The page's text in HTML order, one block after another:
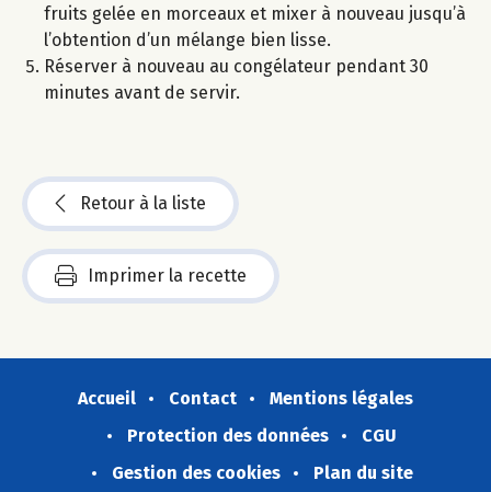
fruits gelée en morceaux et mixer à nouveau jusqu’à
l’obtention d’un mélange bien lisse.
Réserver à nouveau au congélateur pendant 30
minutes avant de servir.
Retour à la liste
Imprimer la recette
Accueil Contact
Mentions légales
Protection des données
CGU
Gestion des cookies
Plan du site